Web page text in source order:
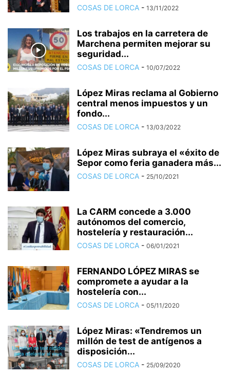
COSAS DE LORCA - 13/11/2022
Los trabajos en la carretera de
Marchena permiten mejorar su
seguridad...
COSAS DE LORCA - 10/07/2022
López Miras reclama al Gobierno
central menos impuestos y un
fondo...
COSAS DE LORCA - 13/03/2022
López Miras subraya el «éxito de
Sepor como feria ganadera más...
COSAS DE LORCA - 25/10/2021
La CARM concede a 3.000
autónomos del comercio,
hostelería y restauración...
COSAS DE LORCA - 06/01/2021
FERNANDO LÓPEZ MIRAS se
compromete a ayudar a la
hostelería con...
COSAS DE LORCA - 05/11/2020
López Miras: «Tendremos un
millón de test de antígenos a
disposición...
COSAS DE LORCA - 25/09/2020